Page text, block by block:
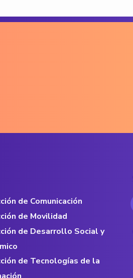
de Comunicación
de Movilidad
de Desarrollo Social y
de Tecnologías de la